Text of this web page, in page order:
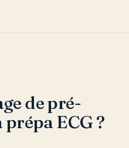
de pré-
ECG ?